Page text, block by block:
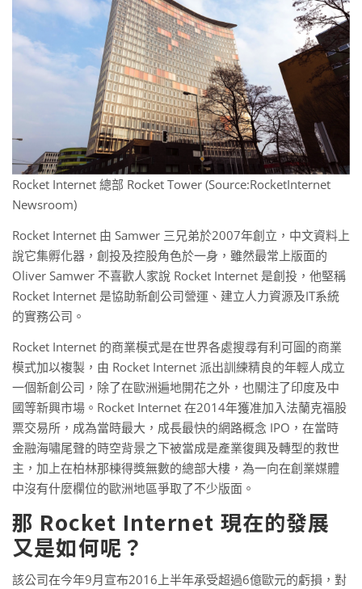
Rocket Internet 總部 Rocket Tower (Source:RocketInternet
Newsroom)
Rocket Internet 由 Samwer 三兄弟於2007年創立，中文資料上
說它集孵化器，創投及控股角色於一身，雖然最常上版面的
Oliver Samwer 不喜歡人家說 Rocket Internet 是創投，他堅稱
Rocket Internet 是協助新創公司營運、建立人力資源及IT系統
的實務公司。
Rocket Internet 的商業模式是在世界各處搜尋有利可圖的商業
模式加以複製，由 Rocket Internet 派出訓練精良的年輕人成立
一個新創公司，除了在歐洲遍地開花之外，也關注了印度及中
國等新興市場。Rocket Internet 在2014年獲准加入法蘭克福股
票交易所，成為當時最大，成長最快的網路概念 IPO，在當時
金融海嘯尾聲的時空背景之下被當成是產業復興及轉型的救世
主，加上在柏林那棟得獎無數的總部大樓，為一向在創業媒體
中沒有什麼欄位的歐洲地區爭取了不少版面。
那 Rocket Internet 現在的發展
又是如何呢？
該公司在今年9月宣布2016上半年承受超過6億歐元的虧損，對